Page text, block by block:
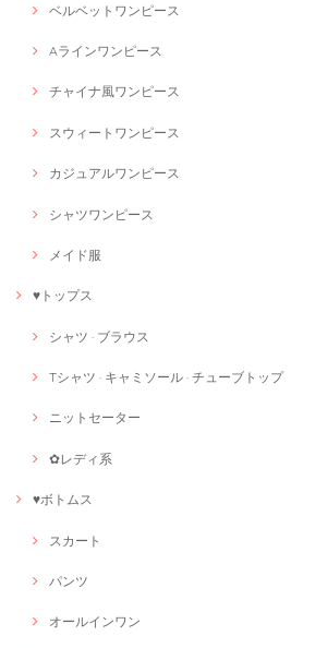
ベルベットワンピース
Aラインワンピース
チャイナ風ワンピース
スウィートワンピース
カジュアルワンピース
シャツワンピース
メイド服
♥トップス
シャツ · ブラウス
Tシャツ · キャミソール · チューブトップ
ニットセーター
✿レディ系
♥ボトムス
スカート
パンツ
オールインワン